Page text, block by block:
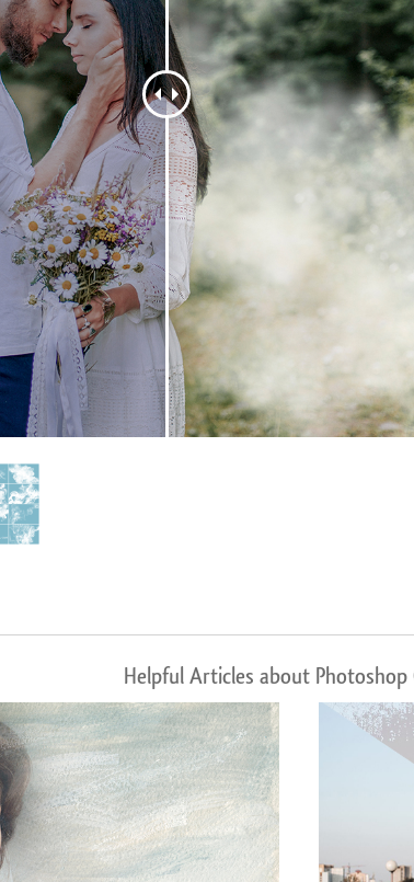
Servizi di ritocco del prodotto Servizi di ritocco gioielli
Helpful Articles about Photoshop